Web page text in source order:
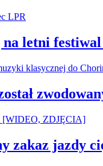
na letni
zakaz jazdy